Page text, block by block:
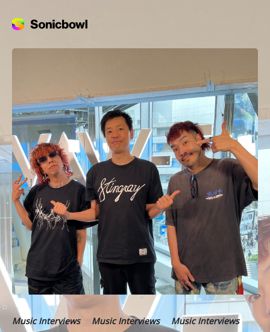
Music Interviews Music Interviews Music Interviews